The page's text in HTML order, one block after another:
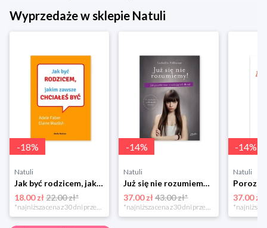
Wyprzedaże w sklepie Natuli
-18%
Natuli
Jak być rodzicem, jakim zawsze chciałeś być Media rodzina
18.00 zł22.00 zł*
*najniższa cena z 30 dni przed obniżką
-14%
Natuli
Już się nie rozumiemy! Jak przeżyć czas trzaskających drzwi Esprit
37.00 zł 43.00 zł*
*najniższa cena z 30 dni przed obniżką
-14%
Natuli
37.00 zł